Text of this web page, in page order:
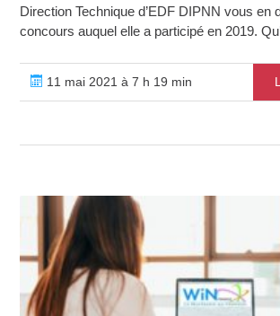
Direction Technique d’EDF DIPNN vous en
concours auquel elle a participé en 2019.
11 mai 2021 à 7 h 19 min